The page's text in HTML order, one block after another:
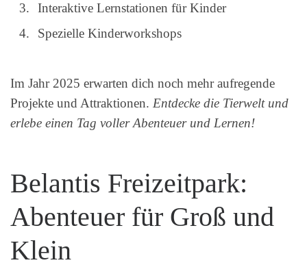
Interaktive Lernstationen für Kinder
Spezielle Kinderworkshops
Im Jahr 2025 erwarten dich noch mehr aufregende
Projekte und Attraktionen. Entdecke die Tierwelt und
erlebe einen Tag voller Abenteuer und Lernen!
Belantis Freizeitpark:
Abenteuer für Groß und
Klein